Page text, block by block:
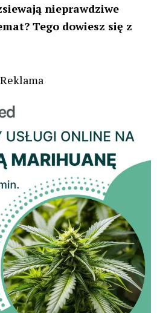
nieprawdziwe
Tego dowiesz się z
Reklama